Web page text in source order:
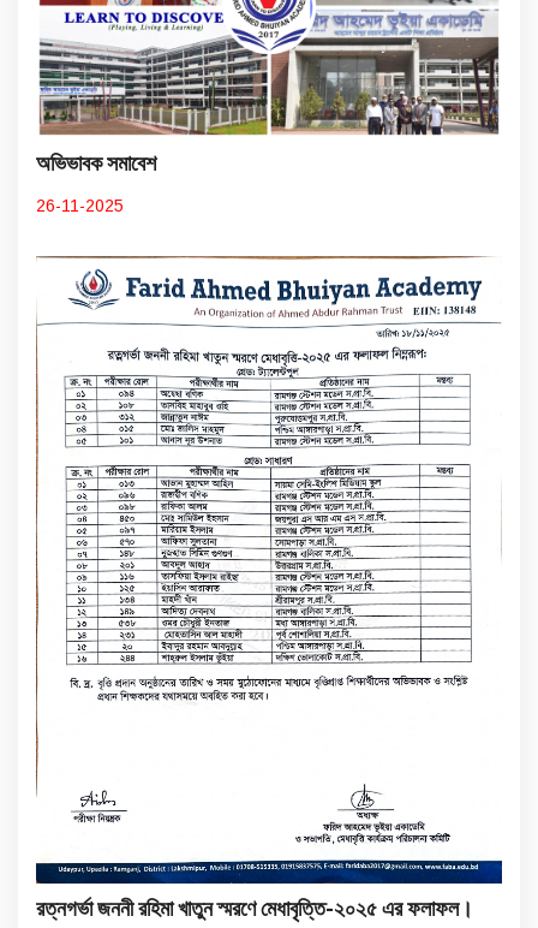
অভিভাবক সমাবেশ
26-11-2025
রত্নগর্ভা জননী রহিমা খাতুন স্মরণে মেধাবৃত্তি-২০২৫ এর ফলাফল।